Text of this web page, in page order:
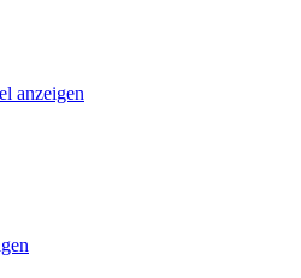
anzeigen